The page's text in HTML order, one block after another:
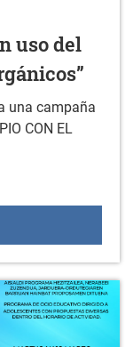
uso del
una campaña
CON EL
de